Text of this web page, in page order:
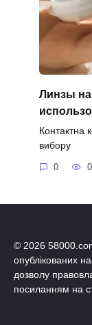
Линзы на
Контактна
вибору
0 0
© 2026
опублікованих
дозволу
посиланням на